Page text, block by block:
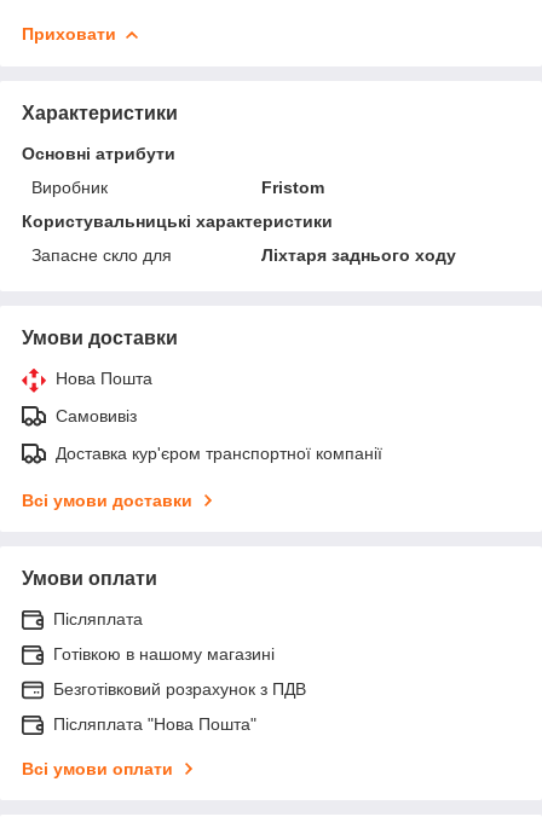
Приховати
Характеристики
Основні атрибути
Виробник
Fristom
Користувальницькі характеристики
Запасне скло для
Ліхтаря заднього ходу
Умови доставки
Нова Пошта
Самовивіз
Доставка кур'єром транспортної компанії
Всі умови доставки
Умови оплати
Післяплата
Готівкою в нашому магазині
Безготівковий розрахунок з ПДВ
Післяплата "Нова Пошта"
Всі умови оплати